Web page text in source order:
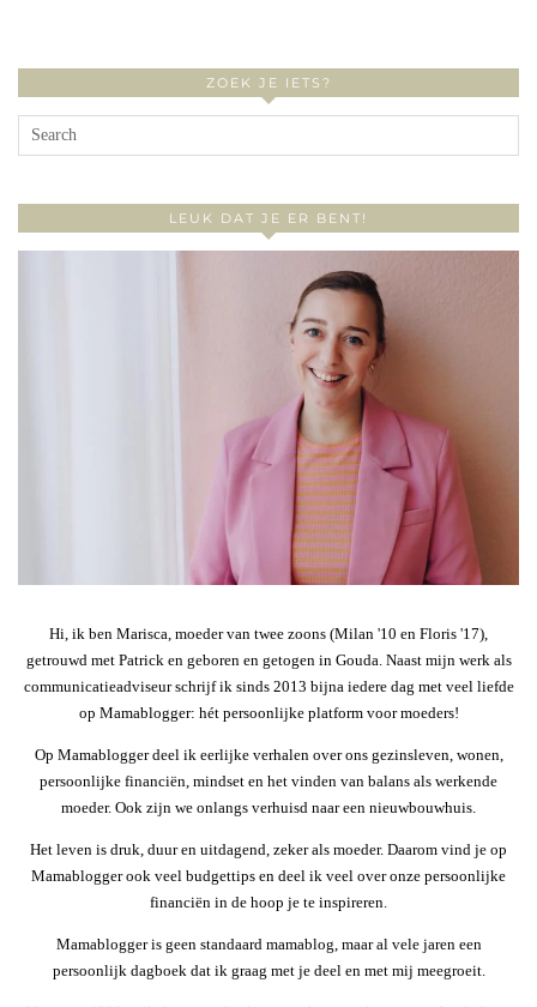
ZOEK JE IETS?
LEUK DAT JE ER BENT!
Hi, ik ben Marisca, moeder van twee zoons (Milan '10 en Floris '17),
getrouwd met Patrick en geboren en getogen in Gouda. Naast mijn werk als
communicatieadviseur schrijf ik sinds 2013 bijna iedere dag met veel liefde
op Mamablogger: hét persoonlijke platform voor moeders!
Op Mamablogger deel ik eerlijke verhalen over ons gezinsleven, wonen,
persoonlijke financiën, mindset en het vinden van balans als werkende
moeder. Ook zijn we onlangs verhuisd naar een nieuwbouwhuis.
Het leven is druk, duur en uitdagend, zeker als moeder. Daarom vind je op
Mamablogger ook veel budgettips en deel ik veel over onze persoonlijke
financiën in de hoop je te inspireren.
Mamablogger is geen standaard mamablog, maar al vele jaren een
persoonlijk dagboek dat ik graag met je deel en met mij meegroeit.